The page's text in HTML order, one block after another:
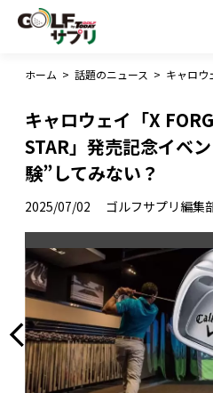
ホーム > 話題のニュース >
キャロウェイ「X
STAR」発売記念イベ
験”してみない？
2025/07/02 ゴルフサプリ編集